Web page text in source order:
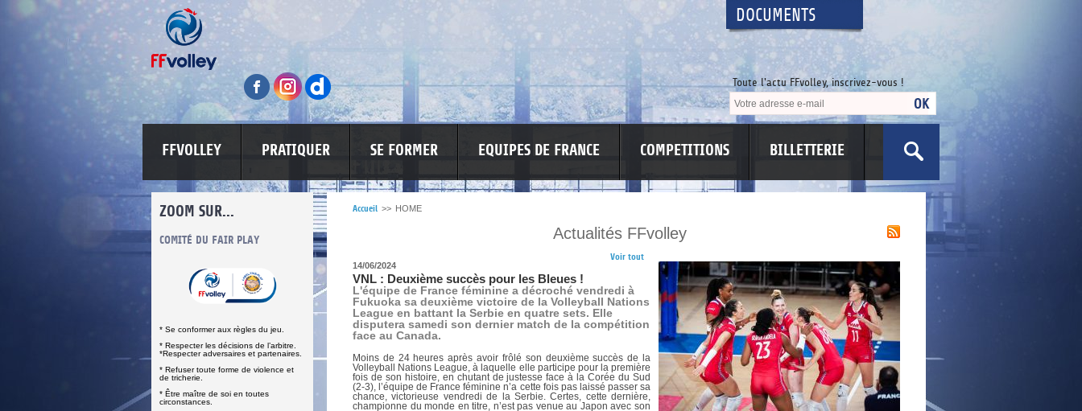
DOCUMENTS
Toute l'actu FFvolley, inscrivez-vous !
FFVOLLEY PRATIQUER SE FORMER EQUIPES DE FRANCE COMPETITIONS BILLETTERIE
ZOOM SUR...
DOCUMENTS UTILES
COMITÉ DU FAIR PLAY
* Se conformer aux règles du jeu.
* Respecter les décisions de l’arbitre.
*Respecter adversaires et partenaires.
* Refuser toute forme de violence et
de tricherie.
* Être maître de soi en toutes
circonstances.
LUTTE CONTRE LES VIOLENCES INFORMATIONS CORONAVIRUS
DOCUMENTS UTILES
SITUATION SANITAIRE
COVID-19
Accueil >> HOME
Actualités FFvolley
Voir tout
14/06/2024
VNL : Deuxième succès pour les Bleues !
L'équipe de France féminine a décroché vendredi à
Fukuoka sa deuxième victoire de la Volleyball Nations
League en battant la Serbie en quatre sets. Elle
disputera samedi son dernier match de la compétition
face au Canada.
Moins de 24 heures après avoir frôlé son deuxième succès de la
Volleyball Nations League, à laquelle elle participe pour la première
fois de son histoire, en chutant de justesse face à la Corée du Sud
(2-3), l’équipe de France féminine n’a cette fois pas laissé passer sa
chance, victorieuse vendredi de la Serbie. Certes, cette dernière,
championne du monde en titre, n’est pas venue au Japon avec son